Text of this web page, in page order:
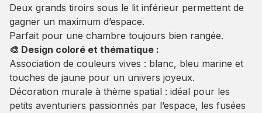
Deux grands tiroirs sous le lit inférieur permettent de
gagner un maximum d’espace.
Parfait pour une chambre toujours bien rangée.
🎨 Design coloré et thématique :
Association de couleurs vives : blanc, bleu marine et
touches de jaune pour un univers joyeux.
Décoration murale à thème spatial : idéal pour les
petits aventuriers passionnés par l’espace, les fusées